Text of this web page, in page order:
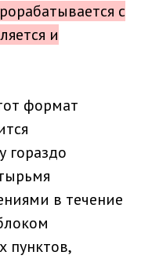
с
и
формат
гораздо
в течение
пунктов,